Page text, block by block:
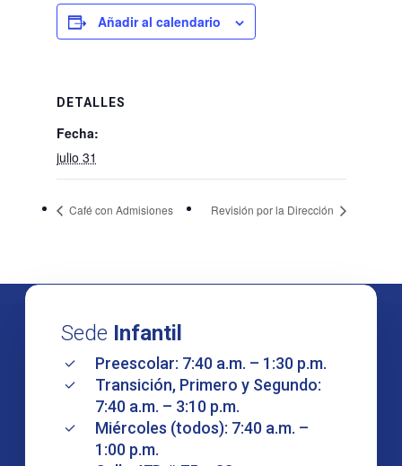
Añadir al calendario
DETALLES
Fecha:
julio 31
Café con Admisiones Revisión por la Dirección
Sede Infantil
Preescolar: 7:40 a.m. – 1:30 p.m.
Transición, Primero y Segundo:
7:40 a.m. – 3:10 p.m.
Miércoles (todos): 7:40 a.m. –
1:00 p.m.